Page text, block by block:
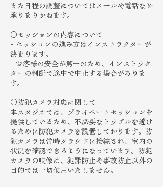
また日程の調整についてはメールや電話など
承りまりかねます。
○セッションの内容について
- セッションの進み方はインストラクターが
決まります。
- お客様の安全が第一のため、インストラク
ターの判断で途中で中止する場合がありま
す。
○防犯カメラ対応に関して
本スタジオでは、プライベートセッションを
提供しているため、不必要なトラブルを避け
るために防犯カメラを設置しております。防
犯カメラは常時クラウドに接続され、室内の
状況を確認できるようになっています。防犯
カメラの映像は、犯罪防止や事故防止以外の
目的では一切使用いたしません。